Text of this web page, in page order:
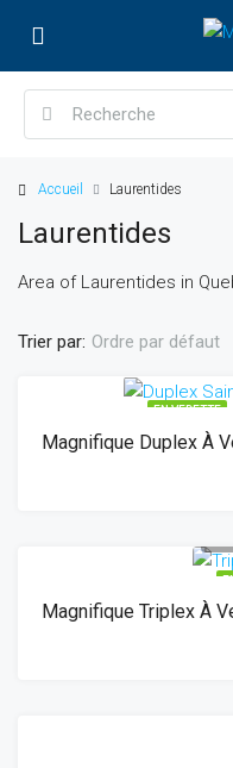
Accueil Laurentides
Laurentides
Area of Laurentides in
Trier par: Ordre par défaut
EN VEDETTE
Magnifique Triplex À